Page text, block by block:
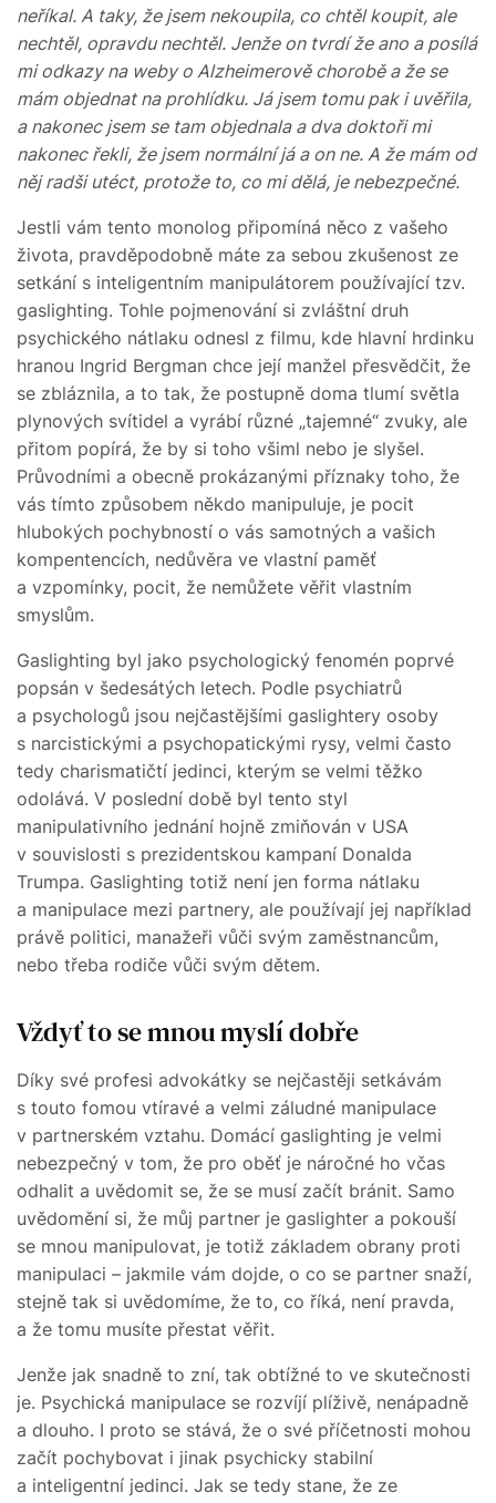
neříkal. A taky, že jsem nekoupila, co chtěl koupit, ale
nechtěl, opravdu nechtěl. Jenže on tvrdí že ano a posílá
mi odkazy na weby o Alzheimerově chorobě a že se
mám objednat na prohlídku. Já jsem tomu pak i uvěřila,
a nakonec jsem se tam objednala a dva doktoři mi
nakonec řekli, že jsem normální já a on ne. A že mám od
něj radši utéct, protože to, co mi dělá, je nebezpečné.
Jestli vám tento monolog připomíná něco z vašeho
života, pravděpodobně máte za sebou zkušenost ze
setkání s inteligentním manipulátorem používající tzv.
gaslighting. Tohle pojmenování si zvláštní druh
psychického nátlaku odnesl z filmu, kde hlavní hrdinku
hranou Ingrid Bergman chce její manžel přesvědčit, že
se zbláznila, a to tak, že postupně doma tlumí světla
plynových svítidel a vyrábí různé „tajemné“ zvuky, ale
přitom popírá, že by si toho všiml nebo je slyšel.
Průvodními a obecně prokázanými příznaky toho, že
vás tímto způsobem někdo manipuluje, je pocit
hlubokých pochybností o vás samotných a vašich
kompentencích, nedůvěra ve vlastní paměť
a vzpomínky, pocit, že nemůžete věřit vlastním
smyslům.
Gaslighting byl jako psychologický fenomén poprvé
popsán v šedesátých letech. Podle psychiatrů
a psychologů jsou nejčastějšími gaslightery osoby
s narcistickými a psychopatickými rysy, velmi často
tedy charismatičtí jedinci, kterým se velmi těžko
odolává. V poslední době byl tento styl
manipulativního jednání hojně zmiňován v USA
v souvislosti s prezidentskou kampaní Donalda
Trumpa. Gaslighting totiž není jen forma nátlaku
a manipulace mezi partnery, ale používají jej například
právě politici, manažeři vůči svým zaměstnancům,
nebo třeba rodiče vůči svým dětem.
Vždyť to se mnou myslí dobře
Díky své profesi advokátky se nejčastěji setkávám
s touto fomou vtíravé a velmi záludné manipulace
v partnerském vztahu. Domácí gaslighting je velmi
nebezpečný v tom, že pro oběť je náročné ho včas
odhalit a uvědomit se, že se musí začít bránit. Samo
uvědomění si, že můj partner je gaslighter a pokouší
se mnou manipulovat, je totiž základem obrany proti
manipulaci – jakmile vám dojde, o co se partner snaží,
stejně tak si uvědomíme, že to, co říká, není pravda,
a že tomu musíte přestat věřit.
Jenže jak snadně to zní, tak obtížné to ve skutečnosti
je. Psychická manipulace se rozvíjí plíživě, nenápadně
a dlouho. I proto se stává, že o své příčetnosti mohou
začít pochybovat i jinak psychicky stabilní
a inteligentní jedinci. Jak se tedy stane, že ze